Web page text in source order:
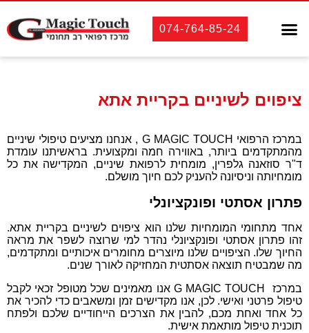
074-764-85-24
ציפוים לשיניים בקריית אתא
במרכז הרפואי G MAGIC TOUCH , אנחנו מציעים טיפולי שיניים
מהמתקדמים ביותר, באווירה חמה ומקצועית. בראשיתנו עומדת
ד"ר סוזאנה גלפרין, מומחית לרפואת שיניים, המקדישה את כל
מומחיותה וניסיונה להעניק לכם חיוך מושלם.
פתרון אסתטי ופונקציונלי
אחד מתחומי המומחיות שלנו הוא ציפוים לשיניים בקריית אתא.
זהו פתרון אסתטי ופונקציונלי נהדר למי שרוצה לשפר את מראה
החיוך שלו. הציפויים שלנו מיוצרים מחומרים איכותיים ומתקדמים,
מה שמבטיח תוצאה אסתטית המחזיקה לאורך שנים.
במרכז G MAGIC TOUCH אנו מאמינים שכל מטופל זכאי לקבל
טיפול פרטני ואישי. לכן, אנו מקדישים זמן ומשאבים כדי להכיר את
כל אחד ואחת מכם, להבין את הצרכים הייחודיים שלכם ולפתח
תוכנית טיפול מותאמת אישית.